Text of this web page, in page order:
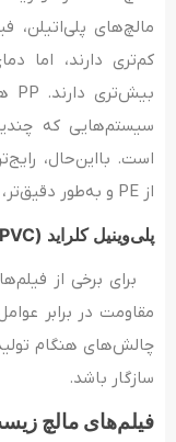
مالچ‌های پلی‌اتیلن،
کم‌تری دارند، اما
سیستم‌هایی که
است. بااین‌حال،
از PE و به‌طور دقیق‌تر، از PE با چگالی کم (LDPE) ساخته شده‌اند.
پلی‌وینیل کلراید (PVC
برای برخی از
مقاومت در برابر
چالش‌های هنگام
سازگار باشد.
فیلم‌های مالچ